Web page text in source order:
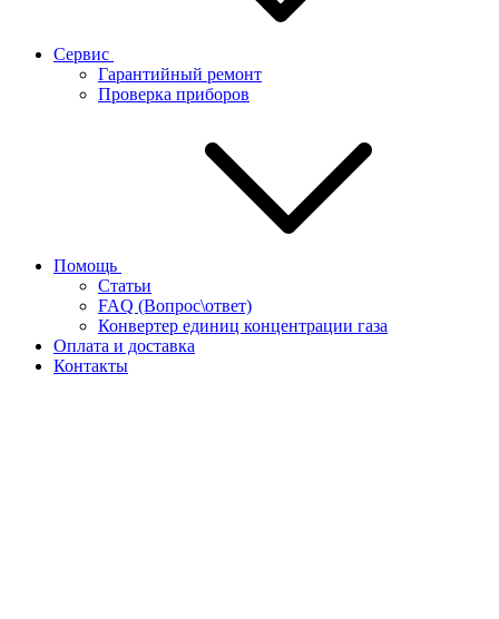
Сервис
Гарантийный ремонт
Проверка приборов
Помощь
Статьи
FAQ (Вопрос\ответ)
Конвертер единиц концентрации газа
Оплата и доставка
Контакты